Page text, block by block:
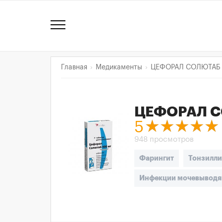
Главная Медикаменты ЦЕФОРАЛ СОЛЮТАБ
ЦЕФОРАЛ
5
948 просмотров
Фарингит
Инфекции